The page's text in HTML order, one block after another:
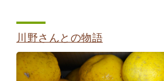
川野さんとの物語